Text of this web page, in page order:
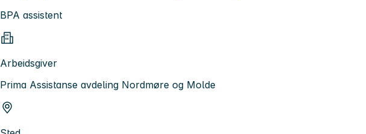
BPA assistent
Arbeidsgiver
Prima Assistanse avdeling Nordmøre og Molde